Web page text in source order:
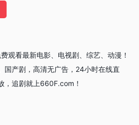
观看最新电影、电视剧、综艺、动漫！
国产剧，高清无广告，24小时在线直
，追剧就上660F.com！